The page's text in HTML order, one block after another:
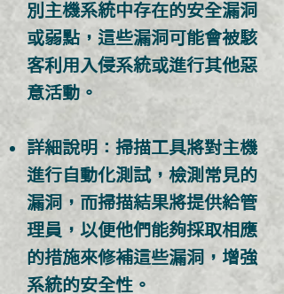
別主機系統中存在的安全漏洞
或弱點，這些漏洞可能會被駭
客利用入侵系統或進行其他惡
意活動。
詳細說明：掃描工具將對主機
進行自動化測試，檢測常見的
漏洞，而掃描結果將提供給管
理員，以便他們能夠採取相應
的措施來修補這些漏洞，增強
系統的安全性。